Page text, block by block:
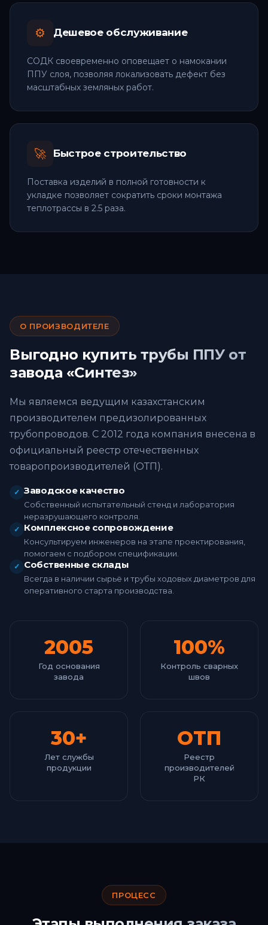
⚙️ Дешевое обслуживание
СОДК своевременно оповещает о намокании
ППУ слоя, позволяя локализовать дефект без
масштабных земляных работ.
🚀 Быстрое строительство
Поставка изделий в полной готовности к
укладке позволяет сократить сроки монтажа
теплотрассы в 2.5 раза.
О ПРОИЗВОДИТЕЛЕ
Выгодно купить трубы ППУ от
завода «Синтез»
Мы являемся ведущим казахстанским
производителем предизолированных
трубопроводов. С 2012 года компания внесена в
официальный реестр отечественных
товаропроизводителей (ОТП).
✓ Заводское качество
Собственный испытательный стенд и лаборатория
неразрушающего контроля.
✓ Комплексное сопровождение
Консультируем инженеров на этапе проектирования,
помогаем с подбором спецификации.
✓ Собственные склады
Всегда в наличии сырьё и трубы ходовых диаметров для
оперативного старта производства.
2005
Год основания
завода
100%
Контроль сварных
швов
30+
Лет службы
продукции
ОТП
Реестр
производителей
РК
ПРОЦЕСС